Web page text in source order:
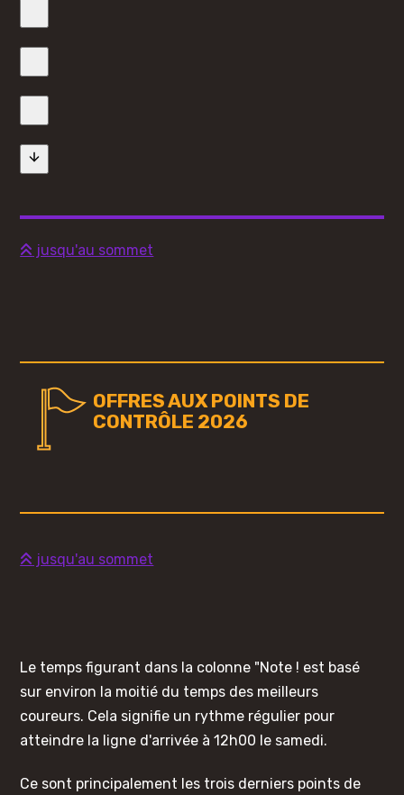
jusqu'au sommet
OFFRES AUX POINTS DE
CONTRÔLE 2026
jusqu'au sommet
Le temps figurant dans la colonne "Note ! est basé
sur environ la moitié du temps des meilleurs
coureurs. Cela signifie un rythme régulier pour
atteindre la ligne d'arrivée à 12h00 le samedi.
Ce sont principalement les trois derniers points de